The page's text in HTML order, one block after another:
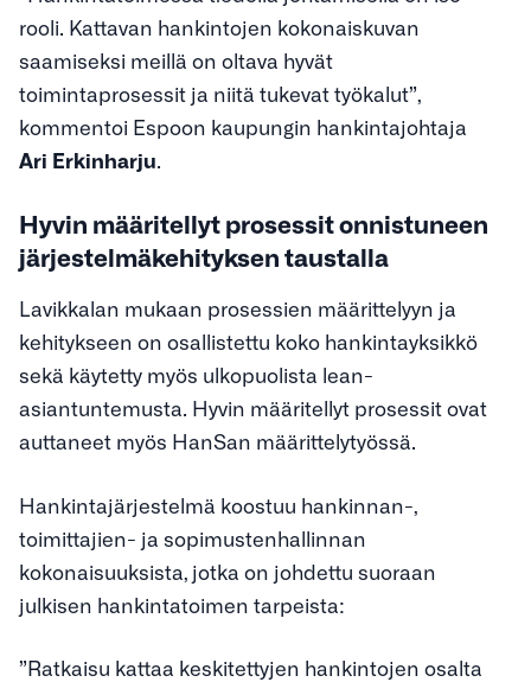
rooli. Kattavan hankintojen kokonaiskuvan
saamiseksi meillä on oltava hyvät
toimintaprosessit ja niitä tukevat työkalut”,
kommentoi Espoon kaupungin hankintajohtaja
Ari Erkinharju
Hyvin määritellyt prosessit onnistuneen
järjestelmäkehityksen taustalla
Lavikkalan mukaan prosessien määrittelyyn ja
kehitykseen on osallistettu koko hankintayksikkö
sekä käytetty myös ulkopuolista lean-
asiantuntemusta. Hyvin määritellyt prosessit ovat
auttaneet myös HanSan määrittelytyössä.
Hankintajärjestelmä koostuu hankinnan-,
toimittajien- ja sopimustenhallinnan
kokonaisuuksista, jotka on johdettu suoraan
julkisen hankintatoimen tarpeista:
”Ratkaisu kattaa keskitettyjen hankintojen osalta